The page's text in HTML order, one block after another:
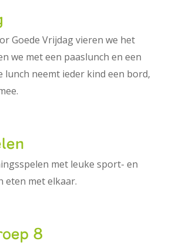
Goede Vrijdag vieren we het
we met een paaslunch en een
lunch neemt ieder kind een bord,
met leuke sport- en
eten met elkaar.
8